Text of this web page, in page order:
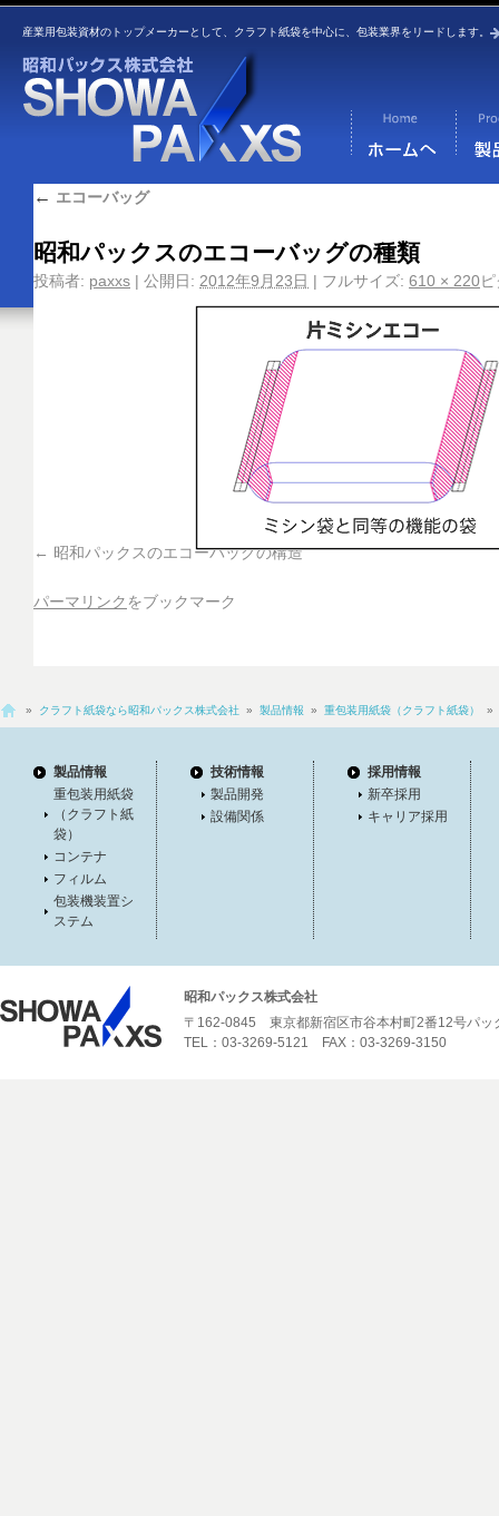
産業用包装資材のトップメーカーとして、クラフト紙袋を中心に、包装業界をリードします。
← エコーバッグ
昭和パックスのエコーバッグの種類
投稿者: paxxs | 公開日: 2012年9月23日 | フルサイズ: 610 × 220
昭和パックスのエコーバッグの構造
パーマリンク をブックマーク
» クラフト紙袋なら昭和パックス株式会社 » 製品情報 » 重包装用紙袋（クラフト紙袋） »
製品情報
重包装用紙袋
（クラフト紙
袋）
コンテナ
フィルム
包装機装置シ
ステム
技術情報
製品開発
設備関係
採用情報
新卒採用
キャリア採用
昭和パックス株式会社
〒162-0845 東京都新宿区市谷本村町2番12号パッ
TEL：03-3269-5121 FAX：03-3269-3150